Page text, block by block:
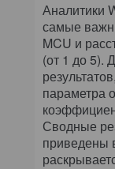
Аналитики
самые
MCU и
(от 1 до 5).
параметра
Сводные
приведены